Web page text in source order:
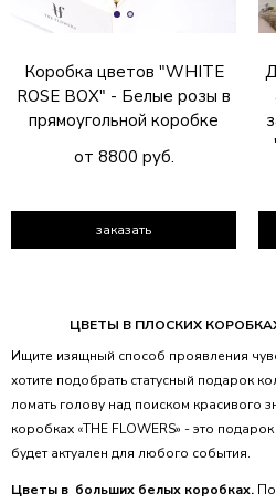
Коробка цветов "WHITE
ROSE BOX" - Белые розы в
прямоугольной коробке
от 8800 руб.
заказать
ЦВЕТЫ В ПЛОСКИХ КОРОБКАХ
Ищите изящный способ проявления
хотите подобрать статусный подарок
ломать голову над поиском красивого
коробках «THE FLOWERS» - это
будет актуален для любого события.​
Цветы в больших белых коробках.